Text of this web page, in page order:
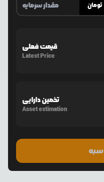
تومان
قیمت فعلی
Latest Price
تخمین دارایی
Asset estimation